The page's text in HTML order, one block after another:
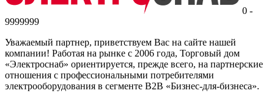
0 -
9999999
Уважаемый партнер, приветствуем Вас на сайте нашей
компании! Работая на рынке с 2006 года, Торговый дом
«Электроснаб» ориентируется, прежде всего, на партнерские
отношения с профессиональными потребителями
электрооборудования в сегменте B2B «Бизнес-для-бизнеса».